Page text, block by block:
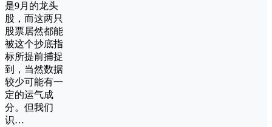
是9月的龙头
股，而这两只
股票居然都能
被这个抄底指
标所提前捕捉
到，当然数据
较少可能有一
定的运气成
分。但我们
识…